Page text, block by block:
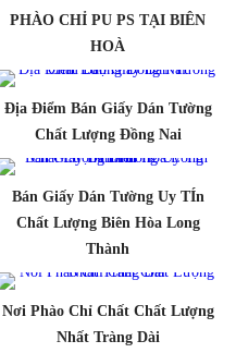
PHÀO CHỈ PU PS TẠI BIÊN
HOÀ
Địa Điểm Bán Giấy Dán Tường
Chất Lượng Đồng Nai
Bán Giấy Dán Tường Uy TÍn
Chất Lượng Biên Hòa Long
Thành
Nơi Phào Chỉ Chất Chất Lượng
Nhất Tràng Dài